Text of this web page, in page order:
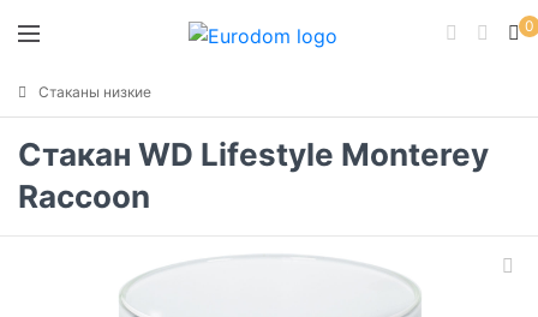
0
Стаканы низкие
Стакан WD Lifestyle Monterey
Raccoon